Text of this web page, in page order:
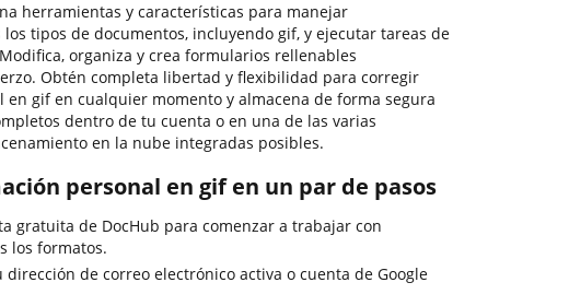
herramientas y características para manejar
tipos de documentos, incluyendo gif, y ejecutar tareas de
organiza y crea formularios rellenables
Obtén completa libertad y flexibilidad para corregir
en gif en cualquier momento y almacena de forma segura
dentro de tu cuenta o en una de las varias
en la nube integradas posibles.
personal en gif en un par de pasos
gratuita de DocHub para comenzar a trabajar con
los formatos.
dirección de correo electrónico activa o cuenta de Google